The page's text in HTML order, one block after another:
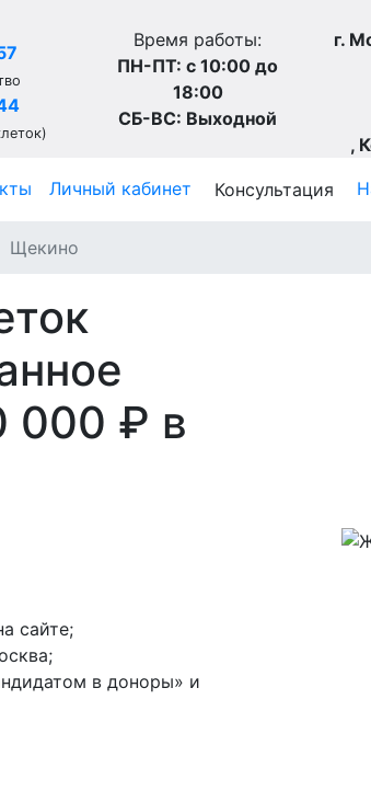
Время работы:
ПН-ПТ: с 10:00 до
18:00
СБ-ВС: Выходной
г.
,
Личный кабинет Консультация
Щекино
000 ₽ в
сайте;
в доноры» и